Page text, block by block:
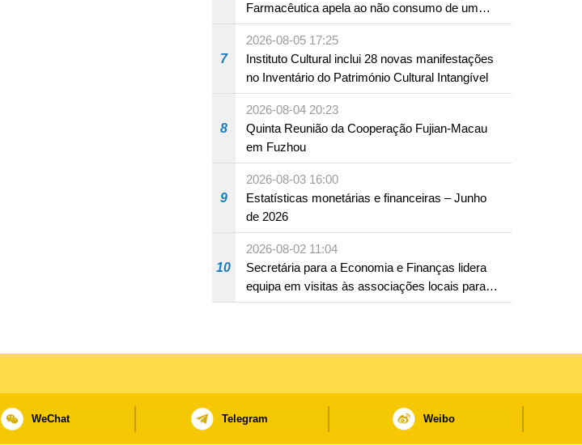
Farmacêutica apela ao não consumo de um
produto com substâncias medicamentosas
ocidentais
7
2026-08-05 17:25
Instituto Cultural inclui 28 novas manifestações
no Inventário do Património Cultural Intangível
8
2026-08-04 20:23
Quinta Reunião da Cooperação Fujian-Macau
em Fuzhou
9
2026-08-03 16:00
Estatísticas monetárias e financeiras – Junho
de 2026
10
2026-08-02 11:04
Secretária para a Economia e Finanças lidera
equipa em visitas às associações locais para
consolidar consensos e promover os trabalhos
WeChat Telegram Weibo